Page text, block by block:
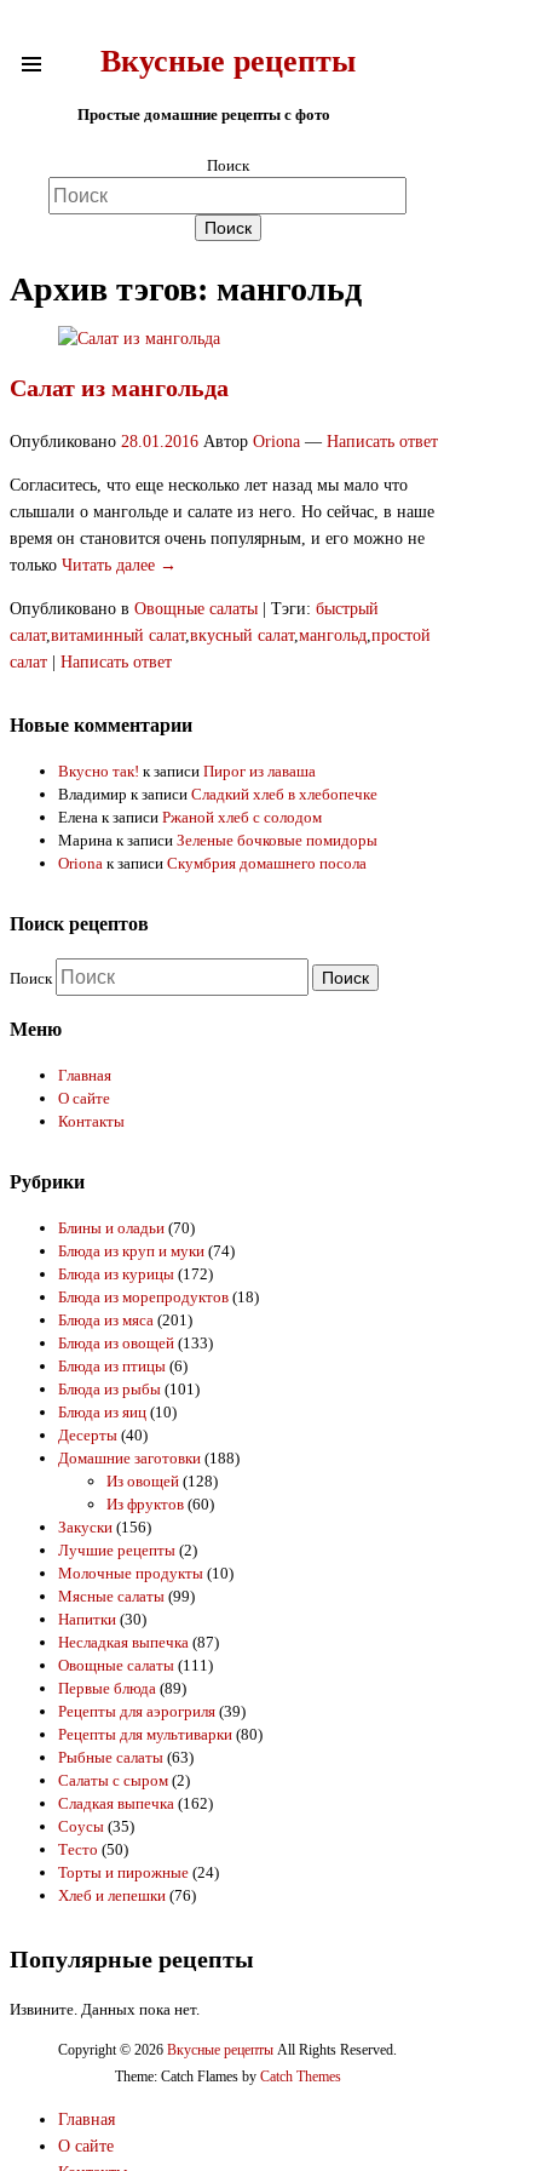
Вкусные рецепты
Простые домашние рецепты с фото
Поиск
Архив тэгов: мангольд
Салат из мангольда
Опубликовано 28.01.2016 Автор Oriona — Написать ответ
Согласитесь, что еще несколько лет назад мы мало что
слышали о мангольде и салате из него. Но сейчас, в наше
время он становится очень популярным, и его можно не
только Читать далее →
Опубликовано в Овощные салаты Тэги: быстрый
салат,витаминный салат,вкусный салат,мангольд,простой
салат
Написать ответ
Новые комментарии
Вкусно так! к записи Пирог из лаваша
Владимир к записи Сладкий хлеб в хлебопечке
Елена к записи Ржаной хлеб с солодом
Марина к записи Зеленые бочковые помидоры
Oriona к записи Скумбрия домашнего посола
Поиск рецептов
Поиск
Меню
Главная
О сайте
Контакты
Рубрики
Блины и оладьи (70)
Блюда из круп и муки (74)
Блюда из курицы (172)
Блюда из морепродуктов (18)
Блюда из мяса (201)
Блюда из овощей (133)
Блюда из птицы (6)
Блюда из рыбы (101)
Блюда из яиц (10)
Десерты (40)
Домашние заготовки (188)
Из овощей (128)
Из фруктов (60)
Закуски (156)
Лучшие рецепты (2)
Молочные продукты (10)
Мясные салаты (99)
Напитки (30)
Несладкая выпечка (87)
Овощные салаты (111)
Первые блюда (89)
Рецепты для аэрогриля (39)
Рецепты для мультиварки (80)
Рыбные салаты (63)
Салаты с сыром (2)
Сладкая выпечка (162)
Соусы (35)
Тесто (50)
Торты и пирожные (24)
Хлеб и лепешки (76)
Популярные рецепты
Извините. Данных пока нет.
Copyright © 2026 Вкусные рецепты All Rights Reserved.
Theme: Catch Flames by Catch Themes
Главная
О сайте